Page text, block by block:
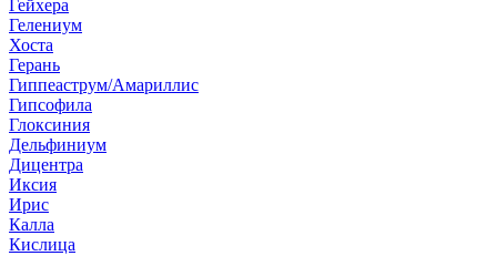
Гейхера
Гелениум
Хоста
Герань
Гиппеаструм/Амариллис
Гипсофила
Глоксиния
Дельфиниум
Дицентра
Иксия
Ирис
Калла
Кислица